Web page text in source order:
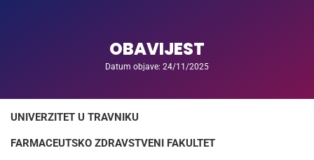
OBAVIJEST
Datum objave: 24/11/2025
UNIVERZITET U TRAVNIKU
FARMACEUTSKO ZDRAVSTVENI FAKULTET